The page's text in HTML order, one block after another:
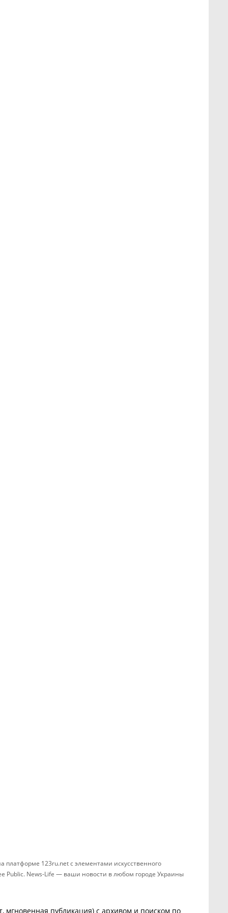
123ru.net с элементами искусственного
Public. News-Life — ваши новости в любом городе Украины
публикация) с архивом и поиском по